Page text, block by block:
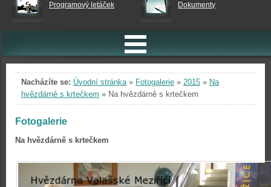
Programový letáček Dokumenty
Nacházíte se: Úvodní stránka» Fotogalerie » 2015 » Na
hvězdárně s krtečkem » Na hvězdárně s krtečkem
Fotogalerie
Na hvězdárně s krtečkem